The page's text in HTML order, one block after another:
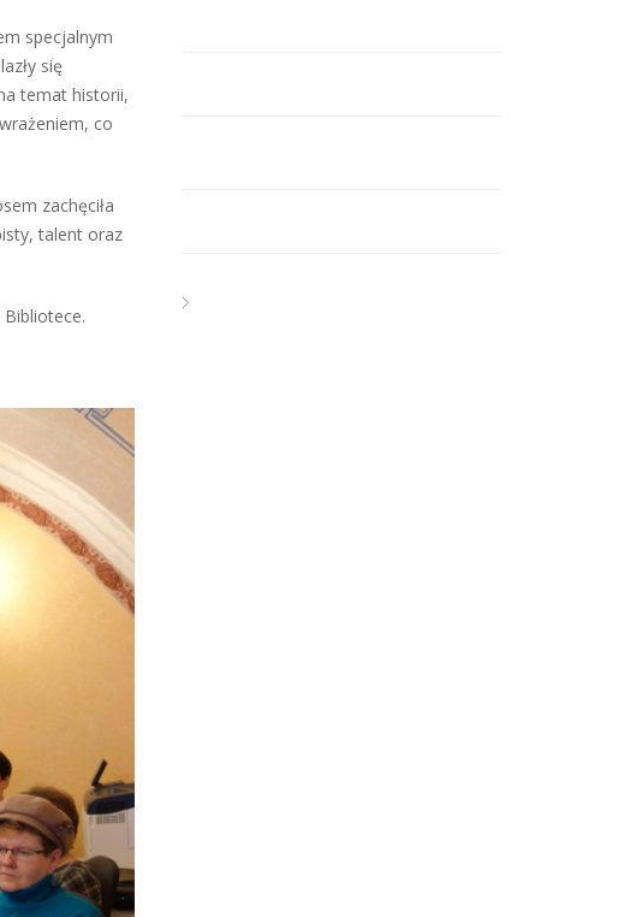
specjalnym
się
temat historii,
co
zachęciła
talent oraz